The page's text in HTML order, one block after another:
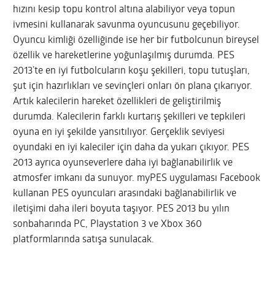
hızını kesip topu kontrol altına alabiliyor veya topun
ivmesini kullanarak savunma oyuncusunu geçebiliyor.
Oyuncu kimliği özelliğinde ise her bir futbolcunun bireysel
özellik ve hareketlerine yoğunlaşılmış durumda. PES
2013’te en iyi futbolcuların koşu şekilleri, topu tutuşları,
şut için hazırlıkları ve sevinçleri onları ön plana çıkarıyor.
Artık kalecilerin hareket özellikleri de geliştirilmiş
durumda. Kalecilerin farklı kurtarış şekilleri ve tepkileri
oyuna en iyi şekilde yansıtılıyor. Gerçeklik seviyesi
oyundaki en iyi kaleciler için daha da yukarı çıkıyor. PES
2013 ayrıca oyunseverlere daha iyi bağlanabilirlik ve
atmosfer imkanı da sunuyor. myPES uygulaması Facebook
kullanan PES oyuncuları arasındaki bağlanabilirlik ve
iletişimi daha ileri boyuta taşıyor. PES 2013 bu yılın
sonbaharında PC, Playstation 3 ve Xbox 360
platformlarında satışa sunulacak.